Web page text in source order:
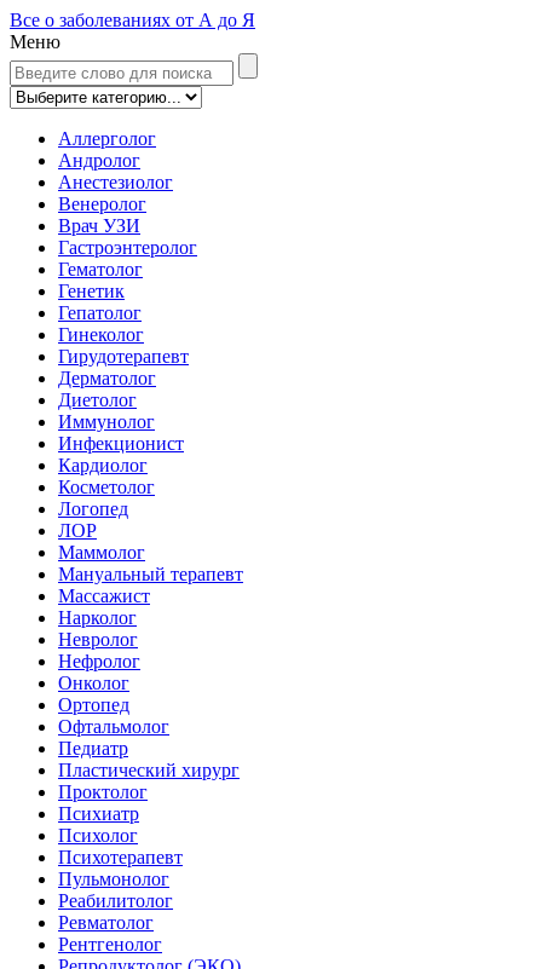
Все о заболеваниях от А до Я
Меню
Аллерголог
Андролог
Анестезиолог
Венеролог
Врач УЗИ
Гастроэнтеролог
Гематолог
Генетик
Гепатолог
Гинеколог
Гирудотерапевт
Дерматолог
Диетолог
Иммунолог
Инфекционист
Кардиолог
Косметолог
Логопед
ЛОР
Маммолог
Мануальный терапевт
Массажист
Нарколог
Невролог
Нефролог
Онколог
Ортопед
Офтальмолог
Педиатр
Пластический хирург
Проктолог
Психиатр
Психолог
Психотерапевт
Пульмонолог
Реабилитолог
Ревматолог
Рентгенолог